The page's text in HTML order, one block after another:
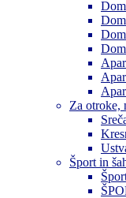
Za otroke,
Šport in